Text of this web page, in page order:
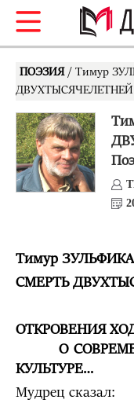
ПОЭЗИЯ / Тимур
Тимур
СМЕРТЬ
ОТКРОВЕНИЯ
О
КУЛЬТУРЕ…
Мудрец сказал: